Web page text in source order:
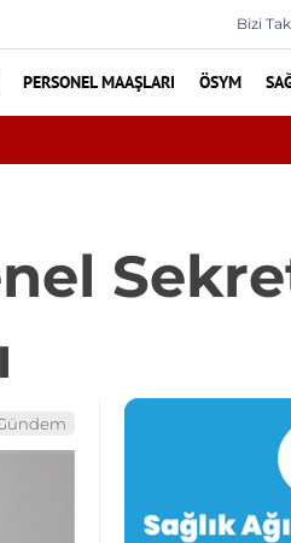
Bizi
PERSONEL MAAŞLARI ÖSYM
Nükleoplasti mi, Ameliyat